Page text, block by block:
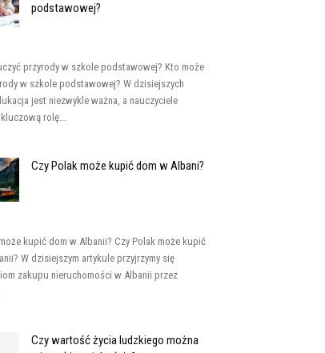
podstawowej?
przyrody w szkole podstawowej? Kto może
w szkole podstawowej? W dzisiejszych
jest niezwykle ważna, a nauczyciele
rolę...
Czy Polak może kupić dom w Albani?
kupić dom w Albanii? Czy Polak może kupić
W dzisiejszym artykule przyjrzymy się
zakupu nieruchomości w Albanii przez
Czy wartość życia ludzkiego można